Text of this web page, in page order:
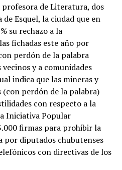
de Literatura, dos
Esquel, la ciudad que en
su rechazo a la
fichadas este año por
perdón de la palabra
y a comunidades
indica que las mineras y
perdón de la palabra)
con respecto a la
Iniciativa Popular
firmas para prohibir la
por diputados chubutenses
con directivas de los